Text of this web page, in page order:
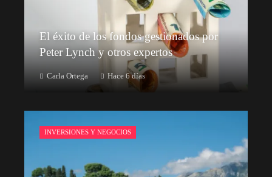
El éxito de los fondos gestionados por
Peter Lynch y otros expertos
Carla Ortega Hace 6 días
INVERSIONES Y NEGOCIOS